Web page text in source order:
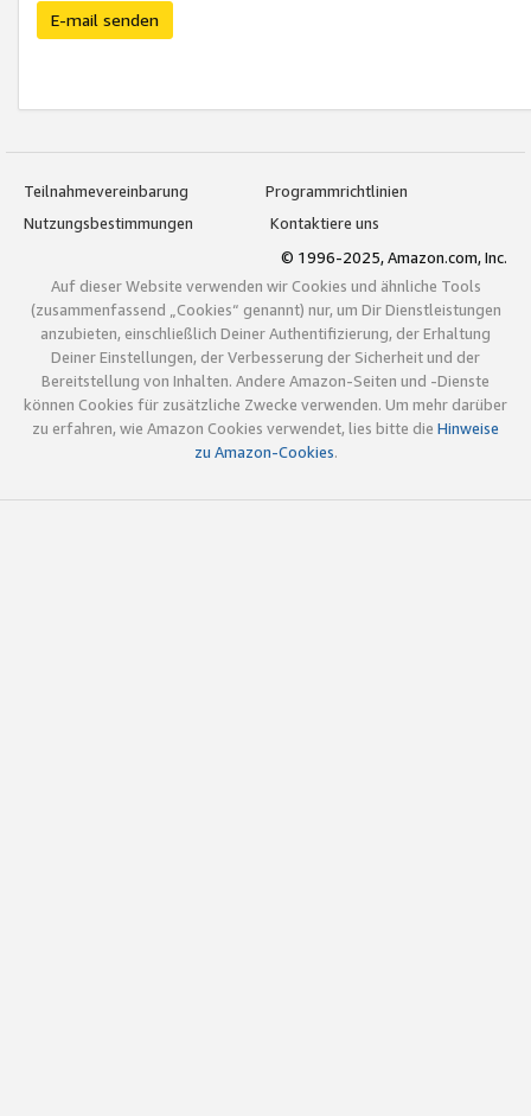
E-mail senden
Teilnahmevereinbarung
Programmrichtlinien
Nutzungsbestimmungen
Kontaktiere uns
© 1996-2025, Amazon.com, Inc.
Auf dieser Website verwenden wir Cookies und ähnliche Tools
(zusammenfassend „Cookies“ genannt) nur, um Dir Dienstleistungen
anzubieten, einschließlich Deiner Authentifizierung, der Erhaltung
Deiner Einstellungen, der Verbesserung der Sicherheit und der
Bereitstellung von Inhalten. Andere Amazon-Seiten und -Dienste
können Cookies für zusätzliche Zwecke verwenden. Um mehr darüber
zu erfahren, wie Amazon Cookies verwendet, lies bitte die Hinweise
zu Amazon-Cookies.